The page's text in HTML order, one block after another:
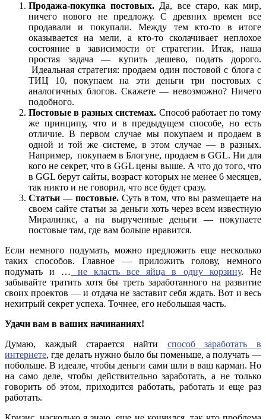
Продажа-покупка постовых. Да, все старо, как мир,
ничего нового не предложу. С древних времен все
продавали и покупали. Между тем кто-то в итоге
оказывается на мели, а кто-то сколачивает неплохое
состояние в зависимости от стратегии. Итак, наша
простая задача — купить дешево, подать дорого.
Идеальная стратегия: продаем один постовой с блога с
ТИЦ 10, покупаем на эти деньги три постовых с
аналогичных блогов. Скажете — невозможно? Ничего
подобного.
Постовые в разных системах. Способ работает по тому
же принципу, что и в предыдущем способе, но есть
отличие. В первом случае мы покупаем и продаем в
одной и той же системе, в этом случае — в разных.
Например, покупаем в Блогуне, продаем в GGL. Ни для
кого не секрет, что в GGL цены выше. А что до того, что
в GGL берут сайты, возраст которых не менее 6 месяцев,
так никто и не говорил, что все будет сразу.
Статьи — постовые.Суть в том, что вы размещаете на
своем сайте статьи за деньги хоть через всем известную
Миралинкс, а на вырученные деньги — покупаете
постовые там, где вам больше нравится.
Если немного подумать, можно предложить еще несколько
таких способов. Главное — приложить голову, немного
подумать и … не класть все яйца в одну корзину. Не
забывайте тратить хотя бы треть заработанного на развитие
своих проектов — и отдача не заставит себя ждать. Вот и весь
нехитрый секрет успеха. Точнее, его небольшая часть.
Удачи вам в ваших начинаниях!
Думаю, каждый старается найти способ заработать в
интернете, где делать нужно было бы поменьше, а получать —
побольше. В идеале, чтобы деньги сами шли в ваш карман. Но
на само деле, чтобы действительно заработать, а не только
говорить об этом, приходится работать, работать и еще раз
работать.